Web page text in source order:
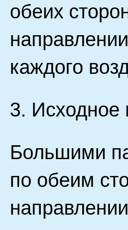
обеих
каждого
3. Исходное
Большими
по обеим